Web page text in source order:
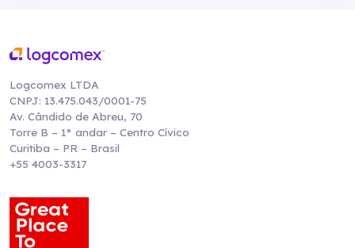
Logcomex LTDA
CNPJ: 13.475.043/0001-75
Av. Cândido de Abreu, 70
Torre B – 1° andar – Centro Cívico
Curitiba – PR – Brasil
+55 4003-3317